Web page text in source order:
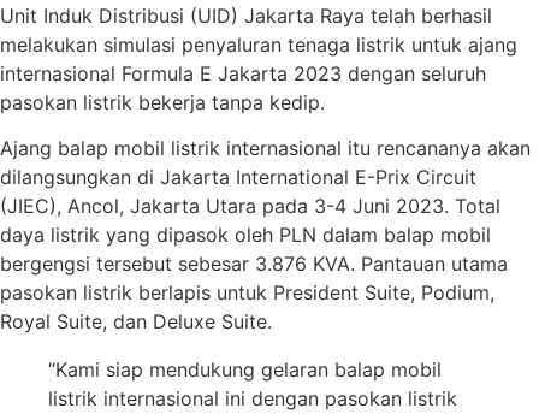
Unit Induk Distribusi (UID) Jakarta Raya telah berhasil
melakukan simulasi penyaluran tenaga listrik untuk ajang
internasional Formula E Jakarta 2023 dengan seluruh
pasokan listrik bekerja tanpa kedip.
Ajang balap mobil listrik internasional itu rencananya akan
dilangsungkan di Jakarta International E-Prix Circuit
(JIEC), Ancol, Jakarta Utara pada 3-4 Juni 2023. Total
daya listrik yang dipasok oleh PLN dalam balap mobil
bergengsi tersebut sebesar 3.876 KVA. Pantauan utama
pasokan listrik berlapis untuk President Suite, Podium,
Royal Suite, dan Deluxe Suite.
“Kami siap mendukung gelaran balap mobil
listrik internasional ini dengan pasokan listrik